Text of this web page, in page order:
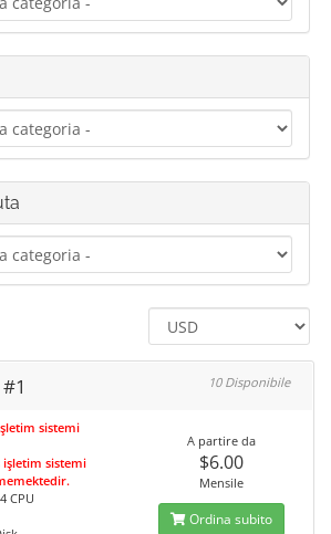
10 Disponibile
sistemi
işletim sistemi
CPU
A partire da
$6.00
Mensile
Ordina subito